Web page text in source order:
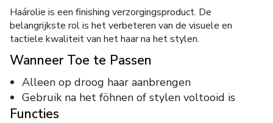
Haárolie is een finishing verzorgingsproduct. De
belangrijkste rol is het verbeteren van de visuele en
tactiele kwaliteit van het haar na het stylen.
Wanneer Toe te Passen
Alleen op droog haar aanbrengen
Gebruik na het föhnen of stylen voltooid is
Functies